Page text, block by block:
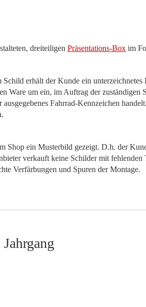
dreiteiligen Präsentations-Box im
erhält der Kunde ein
Ware um ein, im Auftrag der zuständigen
ausgegebenes Fahrrad-Kennzeichen
Shop ein Musterbild gezeigt. D.h. der
verkauft keine Schilder mit
Verfärbungen und Spuren der Montage.